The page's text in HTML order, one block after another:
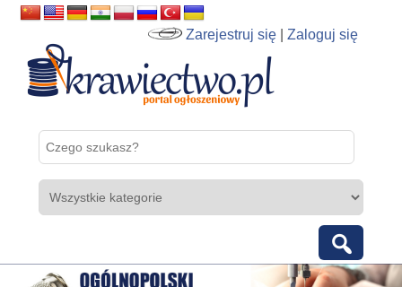
Zarejestruj się |Zaloguj się